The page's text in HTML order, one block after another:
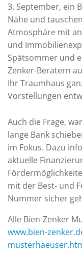
3. September, ein
Nähe und
Atmosphäre mit
und
Spätsommer und
Zenker-Beratern
Ihr Traumhaus
Vorstellungen
Auch die Frage,
lange Bank
im Fokus. Dazu
aktuelle
mit der Best- und
Nummer sicher
Alle Bien-Zenker
www.bien-